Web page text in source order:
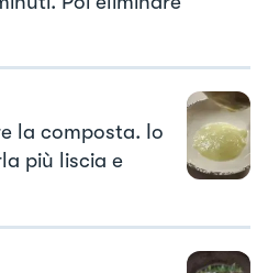
la composta. Io
più liscia e